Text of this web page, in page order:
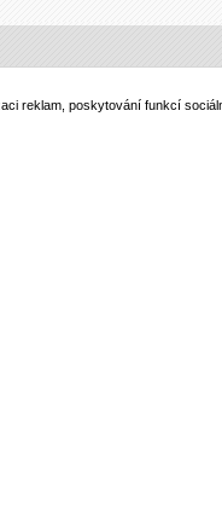
reklam, poskytování funkcí